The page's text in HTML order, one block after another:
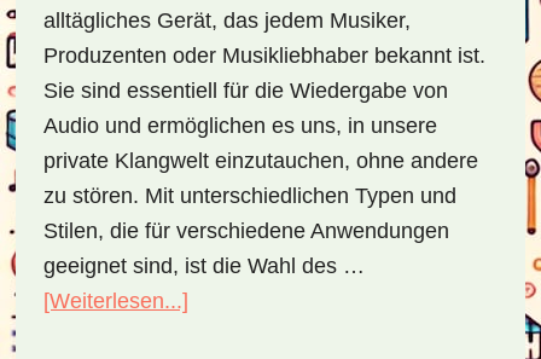
alltägliches Gerät, das jedem Musiker,
Produzenten oder Musikliebhaber bekannt ist.
Sie sind essentiell für die Wiedergabe von
Audio und ermöglichen es uns, in unsere
private Klangwelt einzutauchen, ohne andere
zu stören. Mit unterschiedlichen Typen und
Stilen, die für verschiedene Anwendungen
geeignet sind, ist die Wahl des …
[Weiterlesen...]